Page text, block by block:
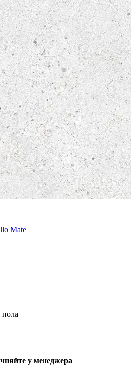
Mate
пола
у менеджера